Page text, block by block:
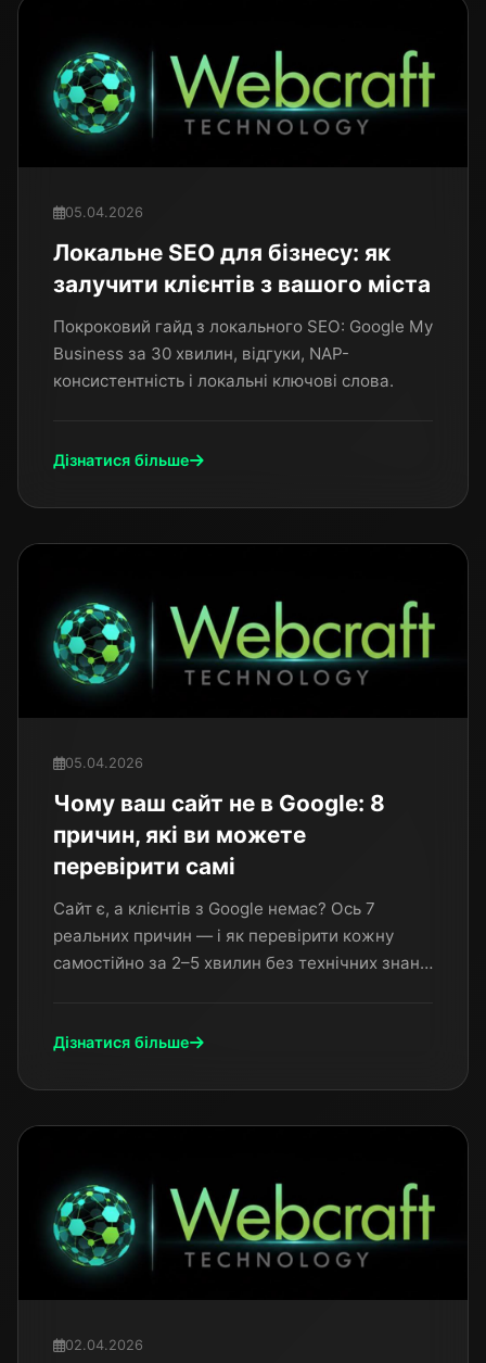
05.04.2026
Локальне SEO для бізнесу: як
залучити клієнтів з вашого міста
Покроковий гайд з локального SEO: Google My
Business за 30 хвилин, відгуки, NAP-
консистентність і локальні ключові слова.
Дізнатися більше
05.04.2026
Чому ваш сайт не в Google: 8
причин, які ви можете
перевірити самі
Сайт є, а клієнтів з Google немає? Ось 7
реальних причин — і як перевірити кожну
самостійно за 2–5 хвилин без технічних знань.
Дізнатися більше
02.04.2026